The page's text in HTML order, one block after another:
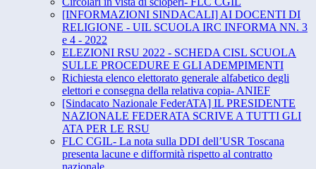
[INFORMAZIONI SINDACALI] AI DOCENTI DI
RELIGIONE - UIL SCUOLA IRC INFORMA NN. 3
e 4 - 2022
ELEZIONI RSU 2022 - SCHEDA CISL SCUOLA
SULLE PROCEDURE E GLI ADEMPIMENTI
Richiesta elenco elettorato generale alfabetico degli
elettori e consegna della relativa copia- ANIEF
[Sindacato Nazionale FederATA] IL PRESIDENTE
NAZIONALE FEDERATA SCRIVE A TUTTI GLI
ATA PER LE RSU
FLC CGIL- La nota sulla DDI dell’USR Toscana
presenta lacune e difformità rispetto al contratto